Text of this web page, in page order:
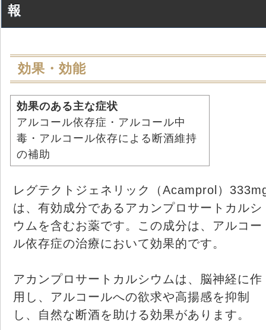
報
効果・効能
効果のある主な症状
アルコール依存症・アルコール中
毒・アルコール依存による断酒維持
の補助
レグテクトジェネリック（Acamprol）
は、有効成分であるアカンプロサートカルシ
ウムを含むお薬です。この成分は、アルコー
ル依存症の治療において効果的です。
アカンプロサートカルシウムは、脳神経に作
用し、アルコールへの欲求や高揚感を抑制
し、自然な断酒を助ける効果があります。